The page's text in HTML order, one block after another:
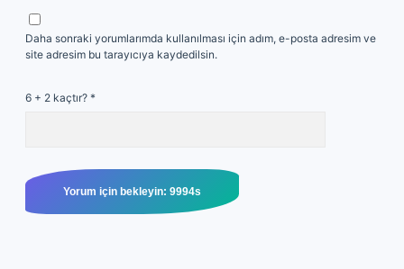
Daha sonraki yorumlarımda kullanılması için adım, e-posta adresim ve
site adresim bu tarayıcıya kaydedilsin.
6 + 2 kaçtır? *